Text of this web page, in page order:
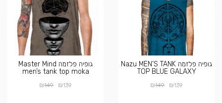
גופיה פלזמה Nazu MEN’S TANK
TOP BLUE GALAXY
₪139
₪149
גופיה פלזמה Master Mind
men’s tank top moka
₪139
₪149